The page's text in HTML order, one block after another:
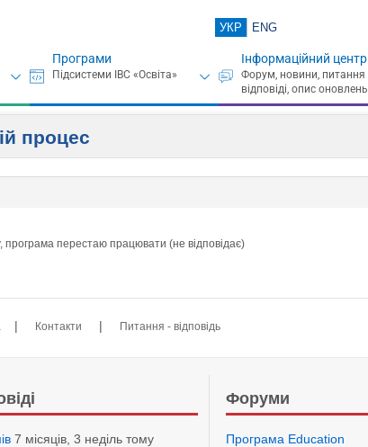
УКР ENG
Програми Інформаційний центр
процес
перестаю працювати (не відповідає)
| Контакти | Питання - відповідь
7 місяців, 3 неділь тому
Форуми
Програма Eduсation